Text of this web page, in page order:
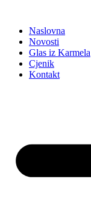
sadržajNaslovna
Novosti
Glas iz Karmela
Cjenik
Kontakt